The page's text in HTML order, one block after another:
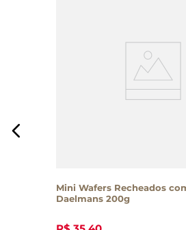
Mini Wafers Recheados
Daelmans 200g